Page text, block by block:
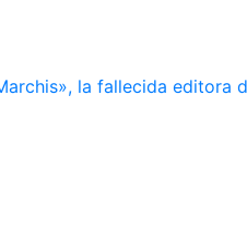
la fallecida